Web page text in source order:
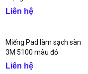
Liên hệ
Miếng Pad làm sạch sàn
3M 5100 màu đỏ
Liên hệ